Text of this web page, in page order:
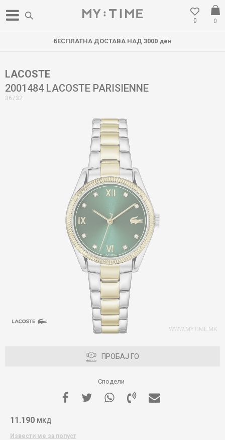
0
0
БЕСПЛАТНА ДОСТАВА НАД 3000 ден
LACOSTE
2001484 LACOSTE PARISIENNE
36732
ПРОБАЈ ГО
Сподели
11.190 МКД
Извести ме за попуст